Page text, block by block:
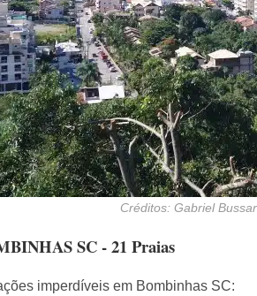
Créditos: Gabriel
SC - 21 Praias
imperdíveis em Bombinhas SC: